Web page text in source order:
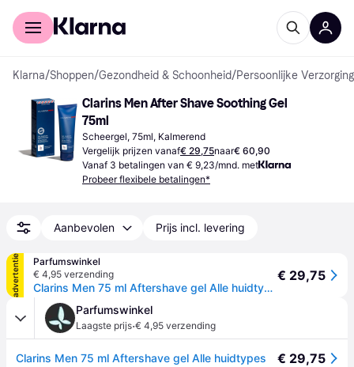
Voor shoppers
Klarna/Shoppen/Gezondheid & Schoonheid/Persoonlijke Verzorging
Clarins Men After Shave Soothing Gel
75ml
Scheergel, 75ml, Kalmerend
Vergelijk prijzen vanaf€ 29,75naar€ 60,90
Vanaf 3 betalingen van € 9,23/mnd. met
Probeer flexibele betalingen*
Aanbevolen Prijs incl. levering
advertentie
Parfumswinkel
€ 4,95 verzending
Clarins Men 75 ml Aftershave gel Alle huidtypes
€ 29,75
Parfumswinkel
Laagste prijs·€ 4,95 verzending
Clarins Men 75 ml Aftershave gel Alle huidtypes € 29,75